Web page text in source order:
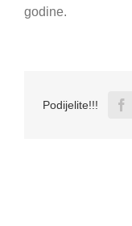
godine.
Podijelite!!!